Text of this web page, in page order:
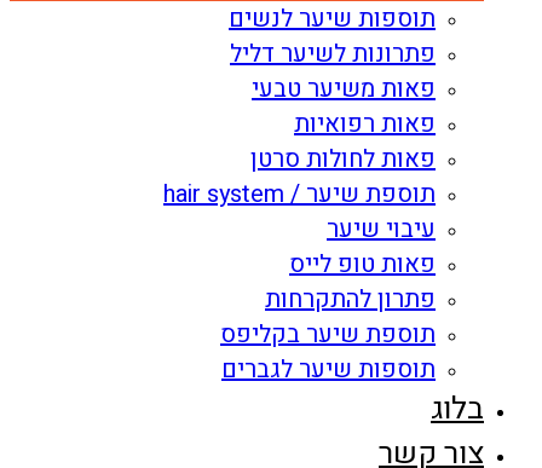
תוספות שיער לנשים
פתרונות לשיער דליל
פאות משיער טבעי
פאות רפואיות
פאות לחולות סרטן
תוספת שיער / hair system
עיבוי שיער
פאות טופ לייס
פתרון להתקרחות
תוספת שיער בקליפס
תוספות שיער לגברים
בלוג
צור קשר